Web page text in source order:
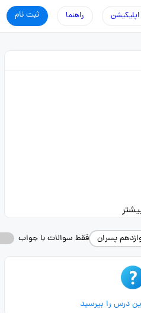
ثبت نام راهنما اپلیکیشن
فقط سوالات با جواب
درس را بپرسید